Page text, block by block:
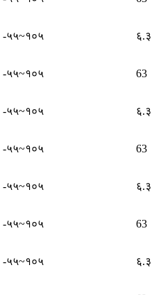
-५५~१०५ ६.३
-५५~१०५ 63
-५५~१०५ ६.३
-५५~१०५ 63
-५५~१०५ ६.३
-५५~१०५ 63
-५५~१०५ ६.३